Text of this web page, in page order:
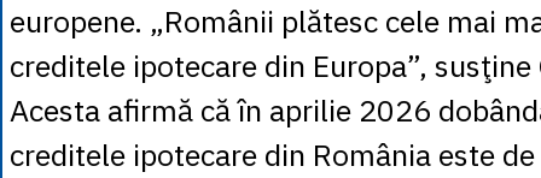
europene. „Românii plătesc cele mai
creditele ipotecare din Europa”, susţine
Acesta afirmă că în aprilie 2026
creditele ipotecare din România este